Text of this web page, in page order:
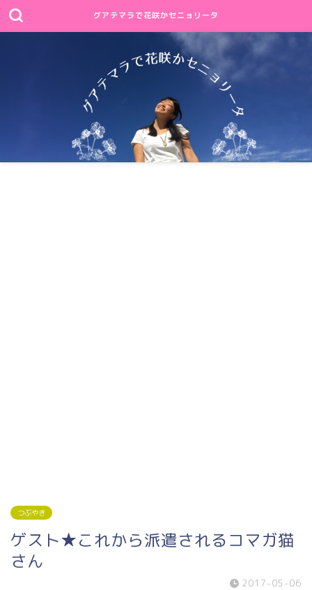
グアテマラで花咲かセニョリータ
つぶやき
ゲスト★これから派遣されるコマガ猫
さん
2017-05-06